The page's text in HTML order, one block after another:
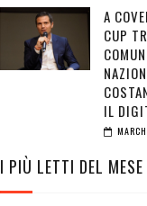
A
CUP
IL
I PIÙ LETTI DEL MESE